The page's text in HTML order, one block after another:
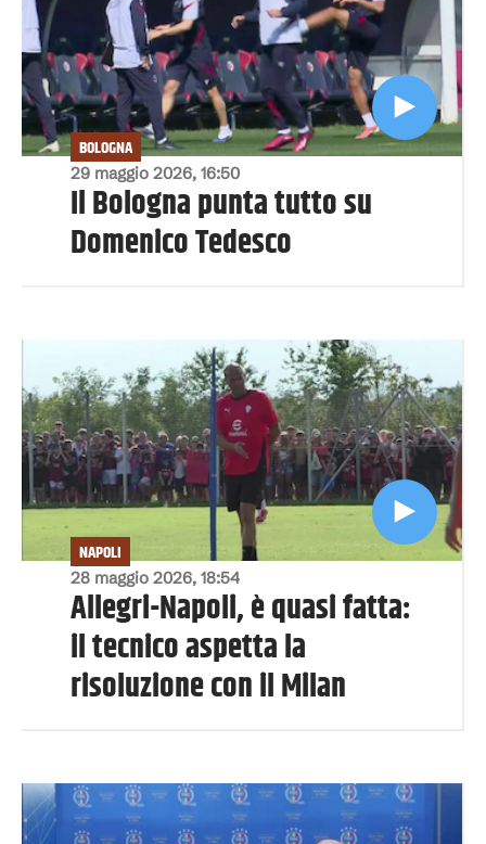
29 maggio 2026, 16:50
BOLOGNA
Il Bologna punta tutto su
Domenico Tedesco
28 maggio 2026, 18:54
NAPOLI
Allegri-Napoli, è quasi fatta:
il tecnico aspetta la
risoluzione con il Milan